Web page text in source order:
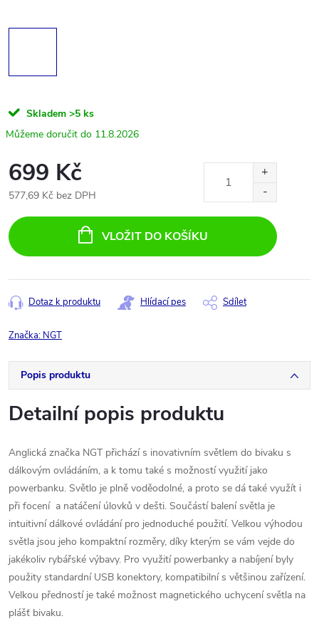
Skladem >5 ks
11.8.2026
699 Kč
577,69 Kč bez DPH
cena:
VLOŽIT DO KOŠÍKU
Dotaz k produktu Hlídací pes Sdílet
Značka: NGT
Popis produktu
Detailní popis produktu
Anglická značka NGT přichází s inovativním světlem do bivaku s
dálkovým ovládáním, a k tomu také s možností využití jako
powerbanku. Světlo je plně voděodolné, a proto se dá také využít i
při focení a natáčení úlovků v dešti. Součástí balení světla je
intuitivní dálkové ovládání pro jednoduché použití. Velkou výhodou
světla jsou jeho kompaktní rozměry, díky kterým se vám vejde do
jakékoliv rybářské výbavy. Pro využití powerbanky a nabíjení byly
použity standardní USB konektory, kompatibilní s většinou zařízení.
Velkou předností je také možnost magnetického uchycení světla na
plášť bivaku.